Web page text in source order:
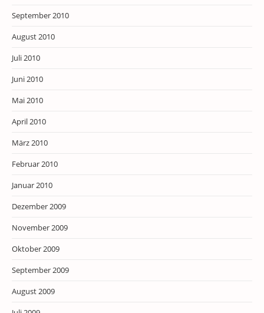
September 2010
August 2010
Juli 2010
Juni 2010
Mai 2010
April 2010
März 2010
Februar 2010
Januar 2010
Dezember 2009
November 2009
Oktober 2009
September 2009
August 2009